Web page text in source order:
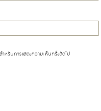
หรับการแสดงความเห็นครั้งถัดไป